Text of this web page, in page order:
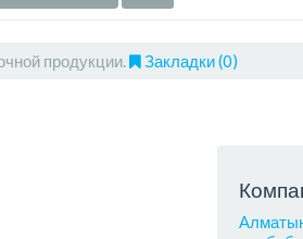
продукции. Закладки (0)